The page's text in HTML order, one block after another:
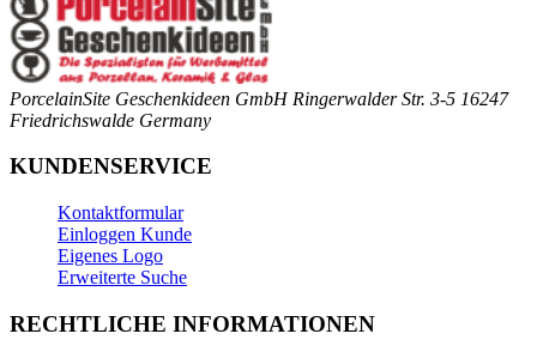
PorcelainSite Geschenkideen GmbH Ringerwalder Str. 3-5 16247
Friedrichswalde Germany
KUNDENSERVICE
Kontaktformular
Einloggen Kunde
Eigenes Logo
Erweiterte Suche
RECHTLICHE INFORMATIONEN